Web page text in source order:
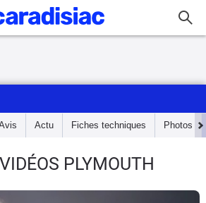
Actu Fiches techniques Photos
PLYMOUTH